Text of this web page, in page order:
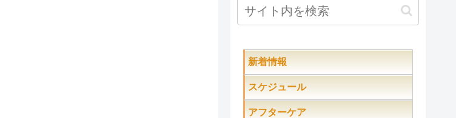
新着情報
スケジュール
アフターケア